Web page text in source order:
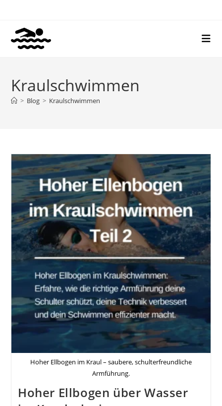
springen
Kraulschwimmen
> Blog > Kraulschwimmen
Hoher Ellbogen im Kraul – saubere, schulterfreundliche
Armführung.
Hoher Ellbogen über Wasser